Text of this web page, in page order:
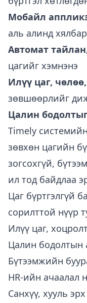
Мобайл
аль алинд хялбар
Автомат
цагийг хэмнэнэ
Илүү цаг,
зөвшөөрлийг
Цалин
Timely
зөвхөн цагийн
зогсохгүй,
ил тод байдлаа
Цаг бүртгэлгүй
сорилттой нүүр
Илүү цаг,
Цалин бодолтын
Бүтээмжийн
HR-ийн ачаалал
Санхүү, хууль